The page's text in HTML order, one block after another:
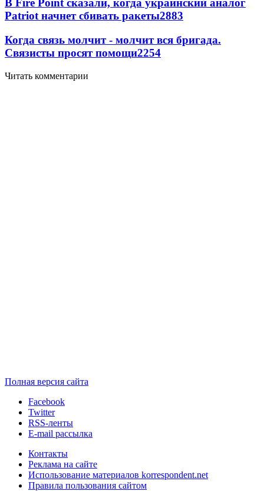
В Fire Point сказали, когда украинский аналог
Patriot начнет сбивать ракеты2883
Когда связь молчит - молчит вся бригада.
Связисты просят помощи2254
Читать комментарии
Полная версия сайта
Facebook
Twitter
RSS-ленты
E-mail рассылка
Контакты
Реклама на сайте
Использование материалов korrespondent.net
Правила пользования сайтом